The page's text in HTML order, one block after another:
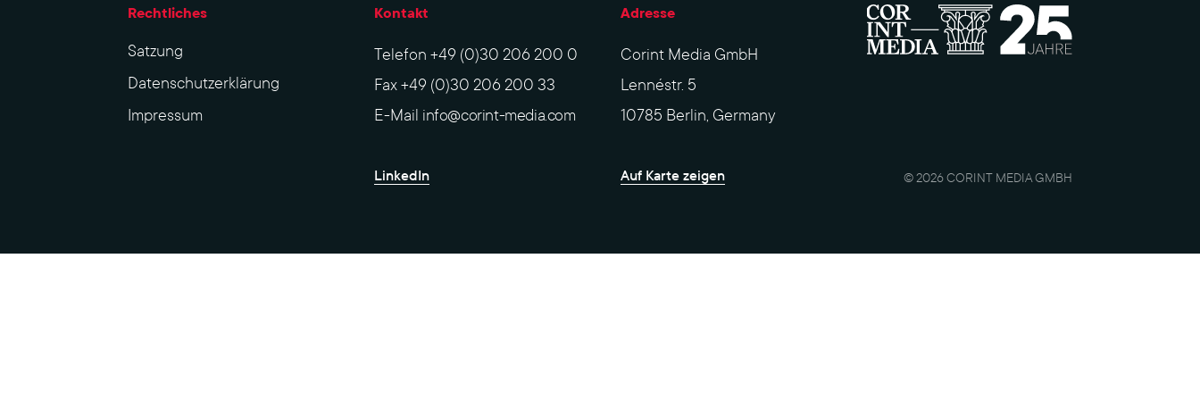
Rechtliches
Sat­zung
Datenschutzerklärung
Impres­sum
Kontakt
Telefon +49 (0)30 206 200 0
Fax+49 (0)30 206 200 33
E-Mail info@corint-media.com
LinkedIn
Adresse
Corint Media GmbH
Lennéstr. 5
10785 Berlin, Germany
Auf Karte zeigen © 2026 CORINT MEDIA GMBH